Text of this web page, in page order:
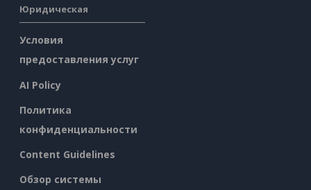
Юридическая
Условия
предоставления услуг
AI Policy
Политика
конфиденциальности
Content Guidelines
Обзор системы